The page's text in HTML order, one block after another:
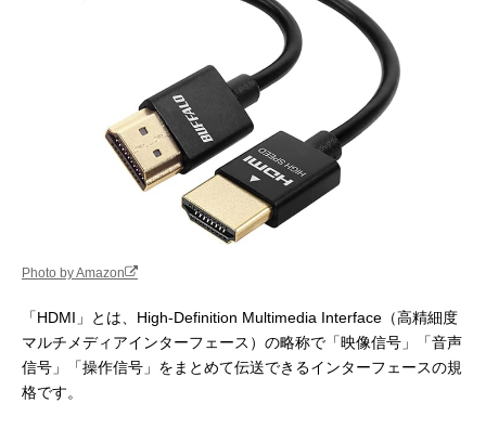
Photo by Amazon
「HDMI」とは、High-Definition Multimedia Interface（高精細度
マルチメディアインターフェース）の略称で「映像信号」「音声
信号」「操作信号」をまとめて伝送できるインターフェースの規
格です。